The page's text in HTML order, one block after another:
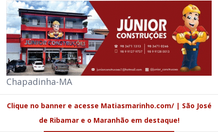
Chapadinha-MA
Clique no banner e acesse Matiasmarinho.com/ | São José
de Ribamar e o Maranhão em destaque!